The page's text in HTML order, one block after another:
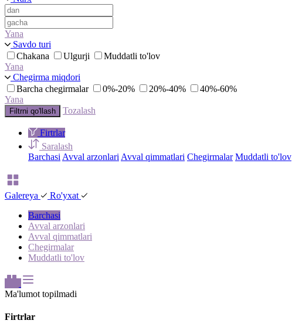
Yana
Savdo turi
Chakana
Ulgurji
Muddatli to'lov
Yana
Chegirma miqdori
Barcha chegirmalar
0%-20% 20%-40%
40%-60%
Yana
Filtrni qo'llash Tozalash
Firtrlar
Saralash
Barchasi Avval arzonlari Avval qimmatlari Chegirmalar Muddatli to'lov
Galereya
Ro'yxat
Barchasi
Avval arzonlari
Avval qimmatlari
Chegirmalar
Muddatli to'lov
Ma'lumot topilmadi
Firtrlar